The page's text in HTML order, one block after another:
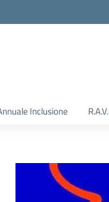
Inclusione R.A.V.